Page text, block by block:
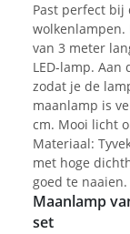
Past perfect
wolkenlampen.
van 3 meter
LED-lamp.
zodat je de
maanlamp is
cm. Mooi licht
Materiaal:
met hoge
goed te naaien.
Maanlamp
set